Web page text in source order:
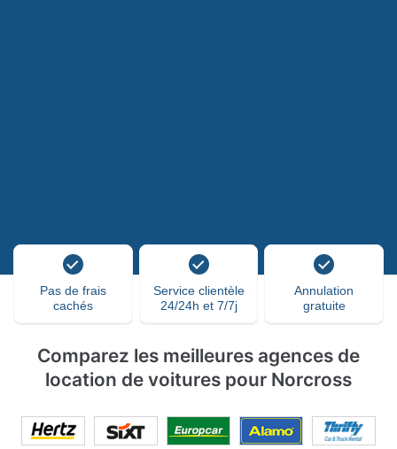
Pas de frais
cachés
Service clientèle
24/24h et 7/7j
Annulation
gratuite
Comparez les meilleures agences de
location de voitures pour Norcross